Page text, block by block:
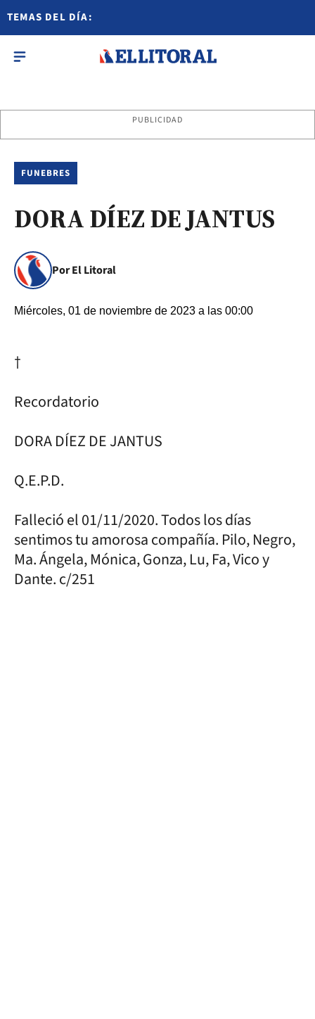
TEMAS DEL DÍA:
PUBLICIDAD
FUNEBRES
DORA DÍEZ DE JANTUS
Por El Litoral
Miércoles, 01 de noviembre de 2023 a las 00:00
†
Recordatorio
DORA DÍEZ DE JANTUS
Q.E.P.D.
Falleció el 01/11/2020. Todos los días
sentimos tu amorosa compañía. Pilo, Negro,
Ma. Ángela, Mónica, Gonza, Lu, Fa, Vico y
Dante. c/251